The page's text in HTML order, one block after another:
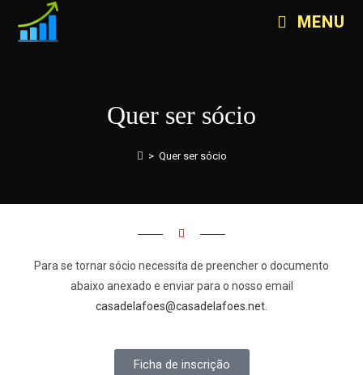
MENU
Quer ser sócio
> Quer ser sócio
Para se tornar sócio necessita de preencher o documento
abaixo anexado e enviar para o nosso email
casadelafoes@casadelafoes.net
Ficha de inscrição